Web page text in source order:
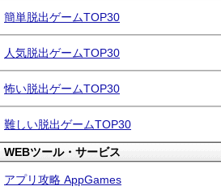
簡単脱出ゲームTOP30
人気脱出ゲームTOP30
怖い脱出ゲームTOP30
難しい脱出ゲームTOP30
WEBツール・サービス
アプリ攻略 AppGames